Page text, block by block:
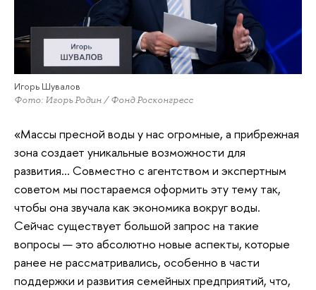
Игорь Шувалов
Фото: Игорь Родин / Фонд Росконгресс
«Массы пресной воды у нас огромные, а прибрежная
зона создает уникальные возможности для
развития… Совместно с агентством и экспертным
советом мы постараемся оформить эту тему так,
чтобы она звучала как экономика вокруг воды.
Сейчас существует большой запрос на такие
вопросы — это абсолютно новые аспекты, которые
ранее не рассматривались, особенно в части
поддержки и развития семейных предприятий, что,